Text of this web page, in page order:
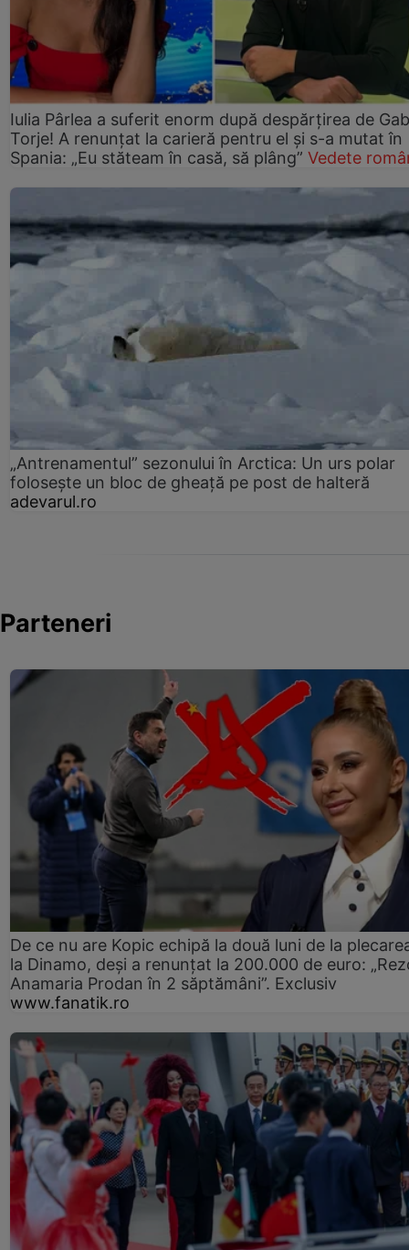
Iulia Pârlea a suferit enorm după despărțirea de
Torje! A renunțat la carieră pentru el și s-a mutat în
Spania: „Eu stăteam în casă, să plâng” Vedete
„Antrenamentul” sezonului în Arctica: Un urs polar
folosește un bloc de gheață pe post de halteră
adevarul.ro
Parteneri
De ce nu are Kopic echipă la două luni de la
la Dinamo, deși a renunțat la 200.000 de euro:
Anamaria Prodan în 2 săptămâni”. Exclusiv
www.fanatik.ro